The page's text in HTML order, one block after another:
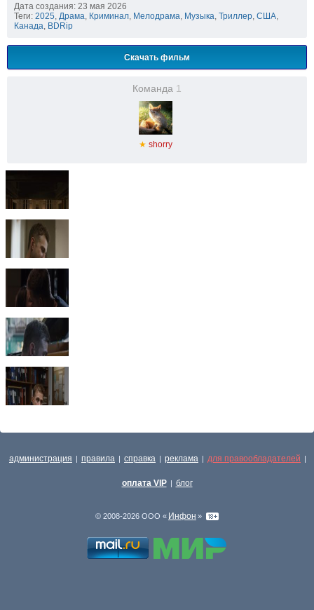
Дата создания: 23 мая 2026
Теги: 2025 Драма Криминал Мелодрама Музыка Триллер США
Канада BDRip
Скачать фильм
Команда 1
★ shorry
администрация | правила | справка | реклама | для правообладателей |
оплата VIP | блог
© 2008-2026 ООО « Инфон »